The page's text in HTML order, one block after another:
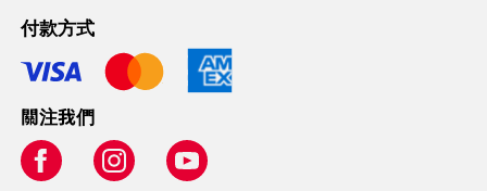
付款方式
關注我們